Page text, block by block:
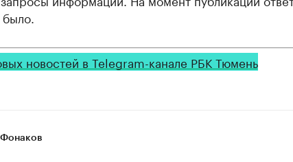
новостей в Telegram-канале РБК Тюмень